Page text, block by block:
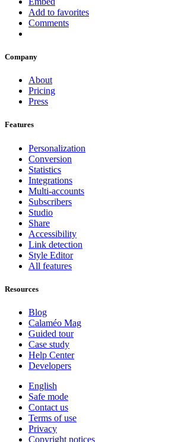
Add to favorites
Comments
Company
About
Pricing
Press
Features
Personalization
Conversion
Statistics
Integrations
Multi-accounts
Subscribers
Studio
Share
Accessibility
Link detection
Style Editor
All features
Resources
Blog
Calaméo Mag
Guided tour
Case study
Help Center
Developers
English
Safe mode
Contact us
Terms of use
Privacy
Copyright notices